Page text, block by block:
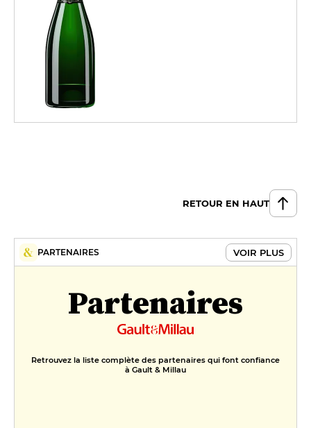
RETOUR EN HAUT
PARTENAIRES VOIR PLUS
Partenaires
Retrouvez la liste complète des partenaires qui font confiance
à Gault & Millau